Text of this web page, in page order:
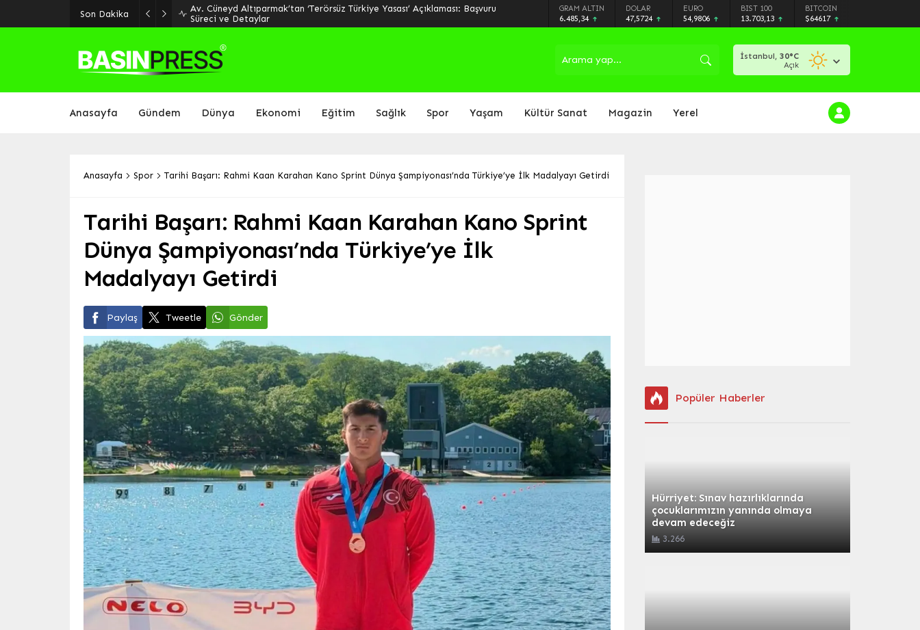
Son Dakika LUUBA RESTAURANT DÜNYA MUTFAĞI kapılarını Denizli’de açıyor! GRAM ALTIN
6.485,34
DOLAR
47,5724
EURO
54,9806
BIST 100
13.703,13
BITCOIN
$64617
İstanbul, 30°C
Açık
Anasayfa Gündem Dünya Ekonomi Eğitim Sağlık Spor Yaşam Kültür Sanat Magazin Yerel
Anasayfa Spor Tarihi Başarı: Rahmi Kaan Karahan Kano Sprint Dünya Şampiyonası’nda Türkiye’ye İlk Madalyayı Getirdi
Tarihi Başarı: Rahmi Kaan Karahan Kano Sprint
Dünya Şampiyonası’nda Türkiye’ye İlk
Madalyayı Getirdi
Paylaş Tweetle Gönder
Popüler Haberler
Hürriyet: Sınav hazırlıklarında
çocuklarımızın yanında olmaya
devam edeceğiz
3.266